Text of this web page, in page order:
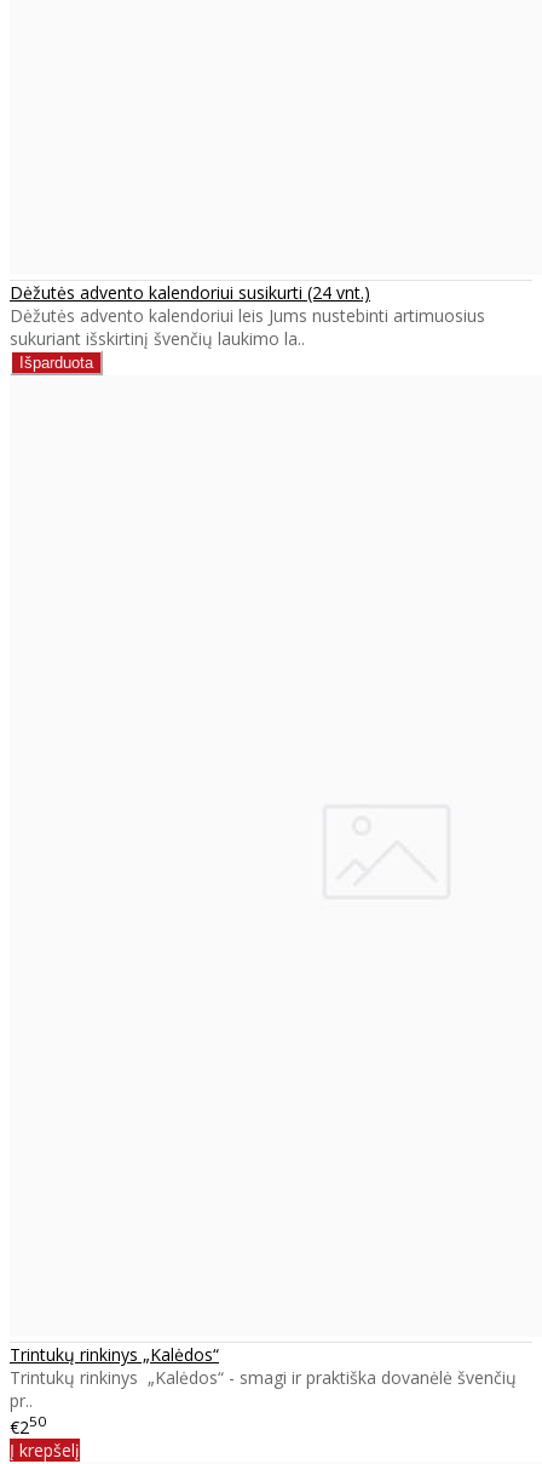
Dėžutės advento kalendoriui susikurti (24 vnt.)
Dėžutės advento kalendoriui leis Jums nustebinti artimuosius
sukuriant išskirtinį švenčių laukimo la..
Trintukų rinkinys „Kalėdos“
Trintukų rinkinys „Kalėdos“ - smagi ir praktiška dovanėlė švenčių
pr..
€250
Į krepšelį